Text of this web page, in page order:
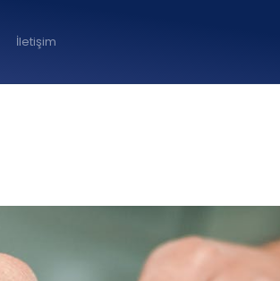
İletişim